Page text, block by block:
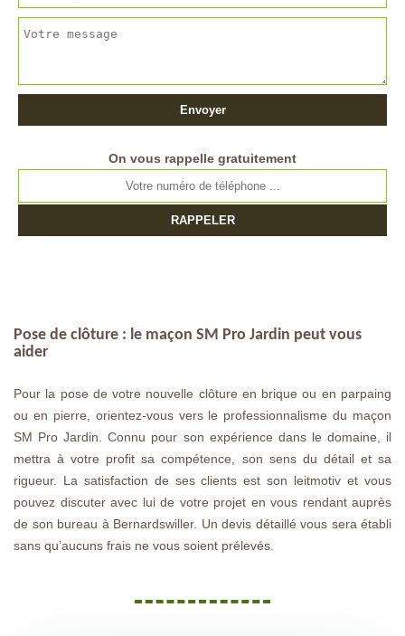
On vous rappelle gratuitement
Pose de clôture : le maçon SM Pro Jardin peut vous
aider
Pour la pose de votre nouvelle clôture en brique ou en parpaing
ou en pierre, orientez-vous vers le professionnalisme du maçon
SM Pro Jardin. Connu pour son expérience dans le domaine, il
mettra à votre profit sa compétence, son sens du détail et sa
rigueur. La satisfaction de ses clients est son leitmotiv et vous
pouvez discuter avec lui de votre projet en vous rendant auprès
de son bureau à Bernardswiller. Un devis détaillé vous sera établi
sans qu’aucuns frais ne vous soient prélevés.